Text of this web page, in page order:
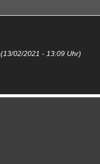
(13/02/2021 - 13:09 Uhr)